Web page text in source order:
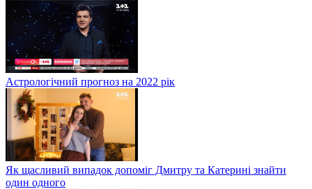
Астрологічний прогноз на 2022 рік
Як щасливий випадок допоміг Дмитру та Катерині знайти
один одного